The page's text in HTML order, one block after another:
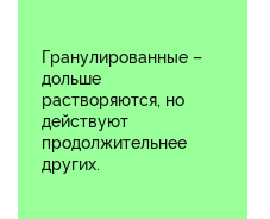
Гранулированные –
дольше
растворяются, но
действуют
продолжительнее
других.